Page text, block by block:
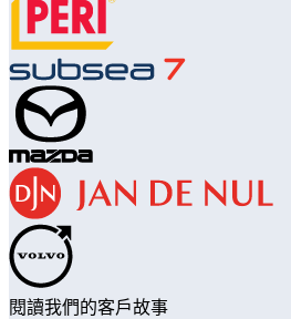
閱讀我們的客戶故事